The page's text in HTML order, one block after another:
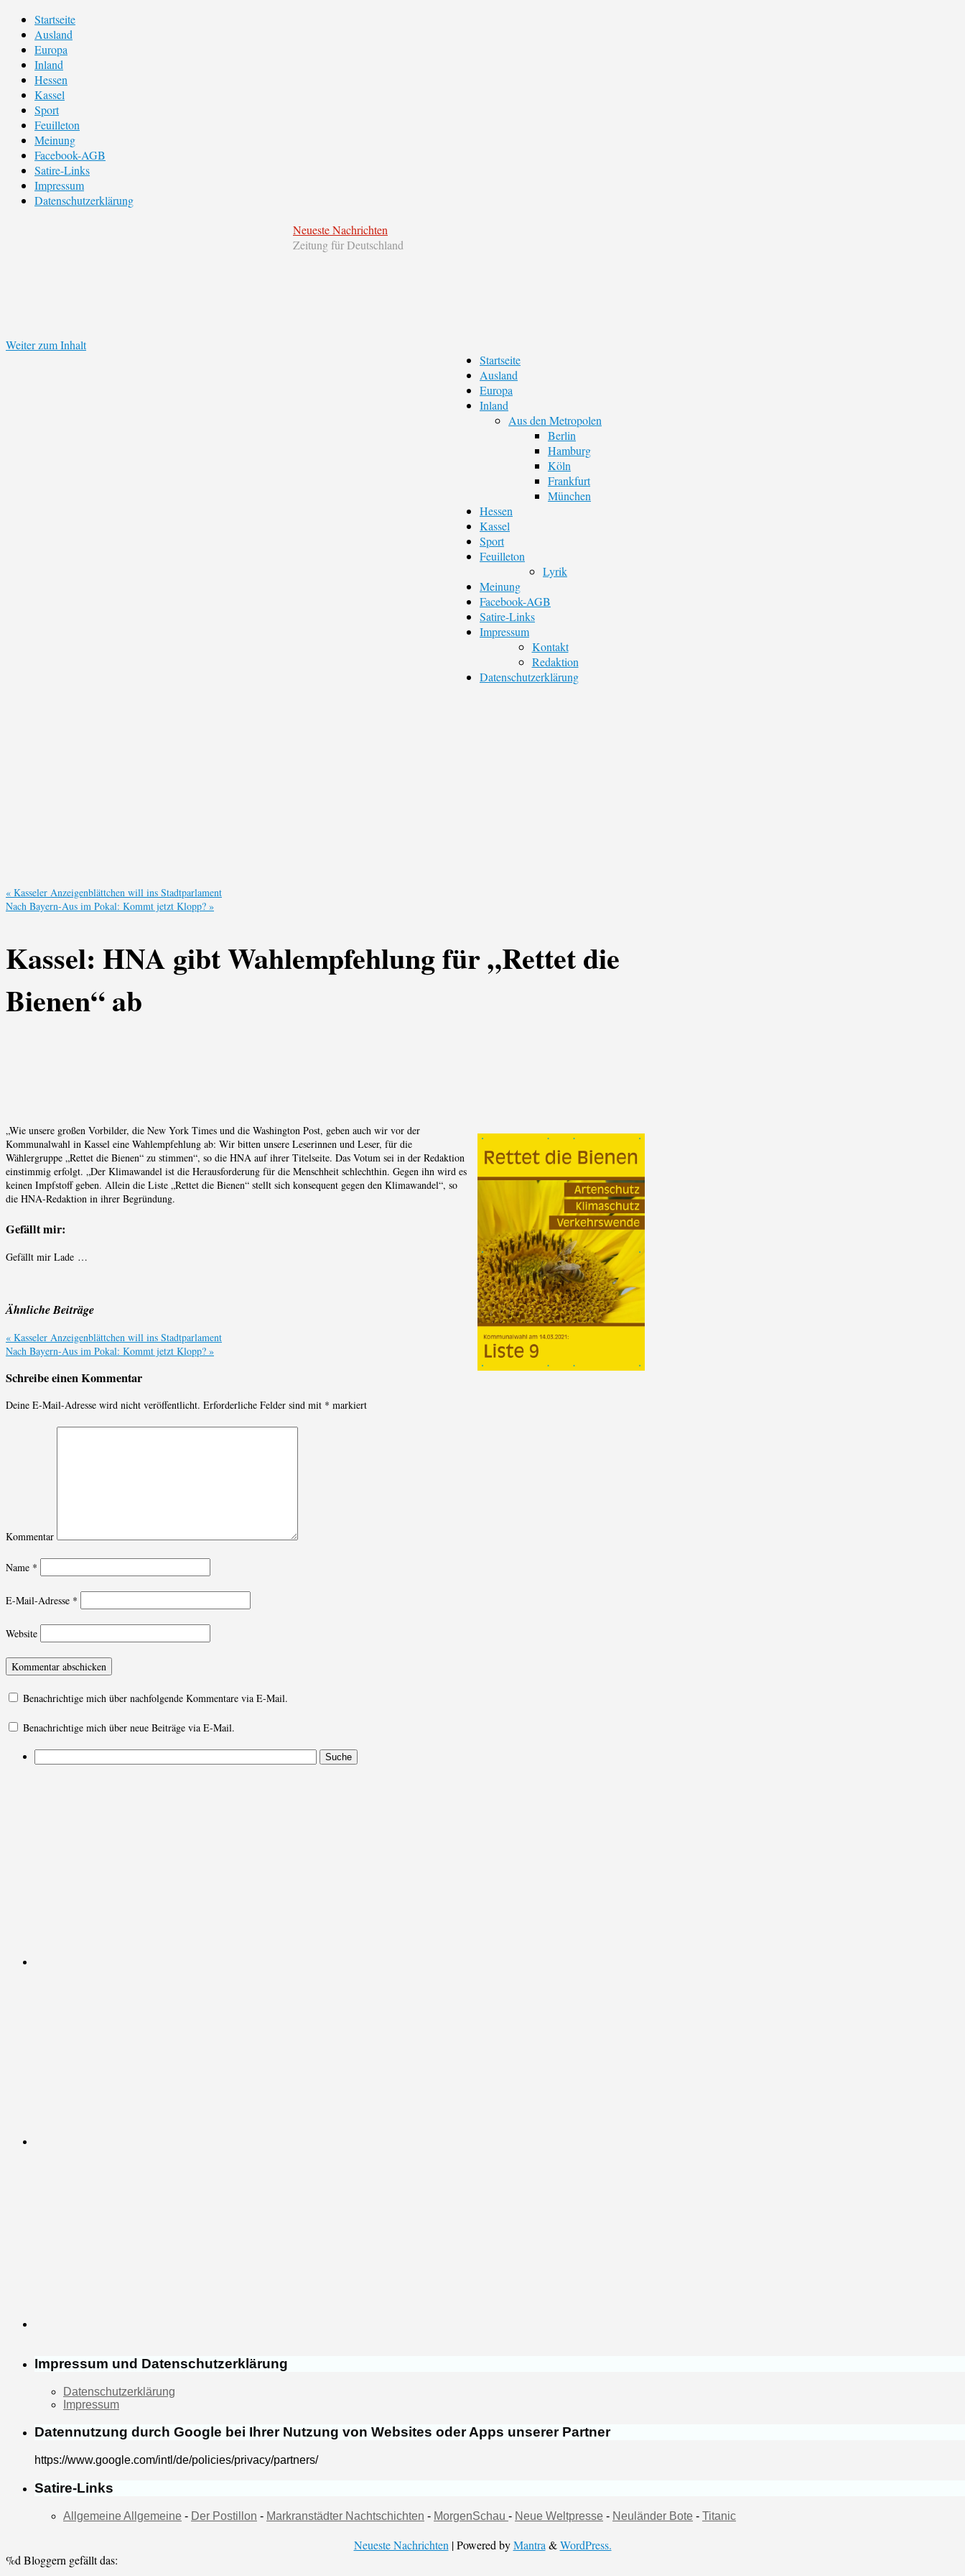
Startseite
Ausland
Europa
Inland
Hessen
Kassel
Sport
Feuilleton
Meinung
Facebook-AGB
Satire-Links
Impressum
Datenschutzerklärung
Neueste Nachrichten
Zeitung für Deutschland
Weiter zum Inhalt
Startseite
Ausland
Europa
Inland
Aus den Metropolen
Berlin
Hamburg
Köln
Frankfurt
München
Hessen
Kassel
Sport
Feuilleton
Lyrik
Meinung
Facebook-AGB
Satire-Links
Impressum
Kontakt
Redaktion
Datenschutzerklärung
« Kasseler Anzeigenblättchen will ins Stadtparlament
Nach Bayern-Aus im Pokal: Kommt jetzt Klopp? »
Kassel: HNA gibt Wahlempfehlung für „Rettet die
Bienen“ ab
„Wie unsere großen Vorbilder, die New York Times und die Washington Post, geben auch wir vor der
Kommunalwahl in Kassel eine Wahlempfehlung ab: Wir bitten unsere Leserinnen und Leser, für die
Wählergruppe „Rettet die Bienen“ zu stimmen“, so die HNA auf ihrer Titelseite. Das Votum sei in der Redaktion
einstimmig erfolgt. „Der Klimawandel ist die Herausforderung für die Menschheit schlechthin. Gegen ihn wird es
keinen Impfstoff geben. Allein die Liste „Rettet die Bienen“ stellt sich konsequent gegen den Klimawandel“, so
die HNA-Redaktion in ihrer Begründung.
Gefällt mir:
Gefällt mir Lade …
Ähnliche Beiträge
« Kasseler Anzeigenblättchen will ins Stadtparlament
Nach Bayern-Aus im Pokal: Kommt jetzt Klopp? »
Schreibe einen Kommentar
Deine E-Mail-Adresse wird nicht veröffentlicht. Erforderliche Felder sind mit * markiert
Kommentar
Name *
E-Mail-Adresse *
Website
Benachrichtige mich über nachfolgende Kommentare via E-Mail.
Benachrichtige mich über neue Beiträge via E-Mail.
Impressum und Datenschutzerklärung
Datenschutzerklärung
Impressum
Datennutzung durch Google bei Ihrer Nutzung von Websites oder Apps unserer Partner
https://www.google.com/intl/de/policies/privacy/partners/
Satire-Links
Allgemeine Allgemeine - Der Postillon - Markranstädter Nachtschichten - MorgenSchau - Neue Weltpresse - Neuländer Bote - Titanic
Neueste Nachrichten | Powered byMantra &WordPress.
%d Bloggern gefällt das: